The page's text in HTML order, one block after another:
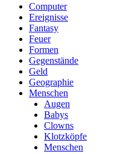
Computer
Ereignisse
Fantasy
Feuer
Formen
Gegenstände
Geld
Geographie
Menschen
Augen
Babys
Clowns
Klotzköpfe
Menschen